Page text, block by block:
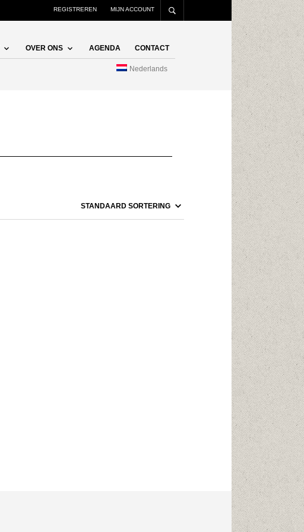
REGISTREREN MIJN ACCOUNT
OVER ONS AGENDA CONTACT
Nederlands